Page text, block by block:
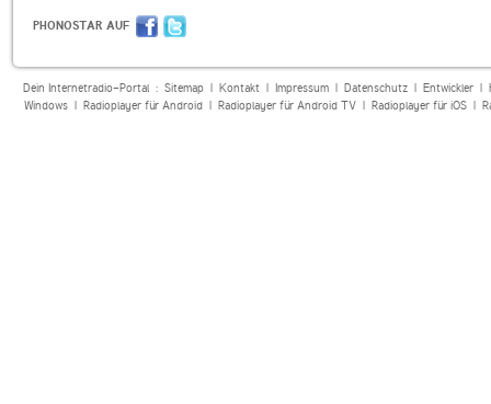
PHONOSTAR AUF
Dein Internetradio-Portal : Sitemap| Kontakt| Impressum| Datenschutz| Entwickler|
Windows| Radioplayer für Android| Radioplayer für Android TV| Radioplayer für iOS|